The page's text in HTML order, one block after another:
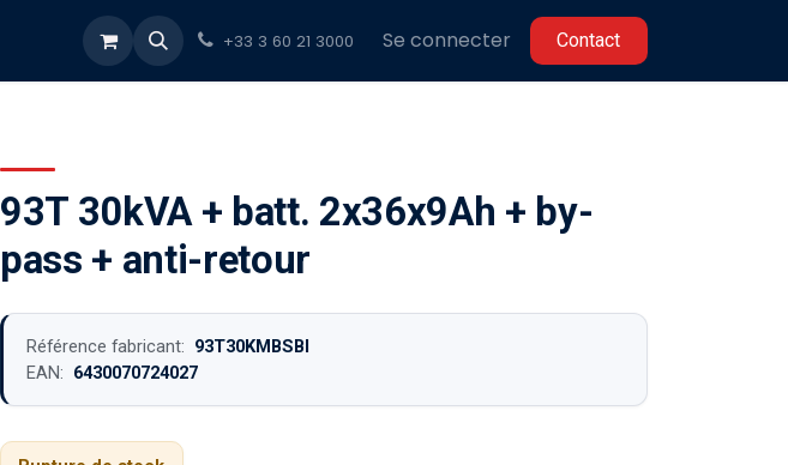
+33 3 60 21 3000 Se connecter C​​ontact
93T 30kVA + batt. 2x36x9Ah + by-
pass + anti-retour
Référence fabricant: 93T30KMBSBI
EAN: 6430070724027